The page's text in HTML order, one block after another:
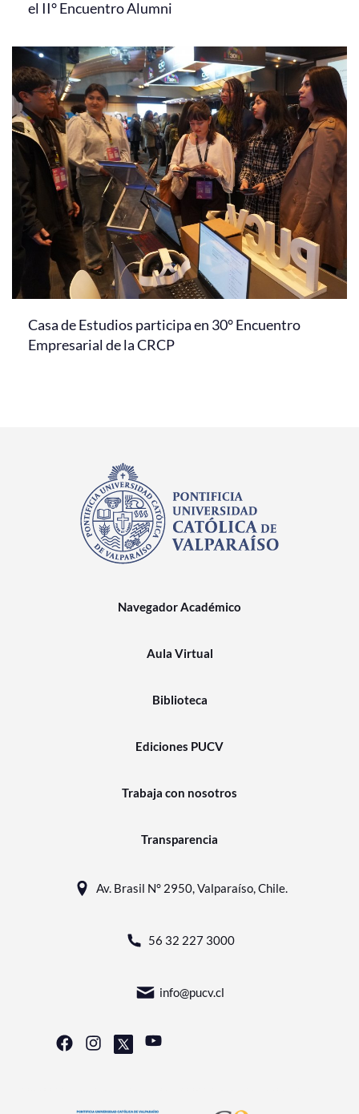
el II° Encuentro Alumni
Casa de Estudios participa en 30° Encuentro
Empresarial de la CRCP
Navegador Académico
Aula Virtual
Biblioteca
Ediciones PUCV
Trabaja con nosotros
Transparencia
Av. Brasil N° 2950, Valparaíso, Chile.
56 32 227 3000
info@pucv.cl